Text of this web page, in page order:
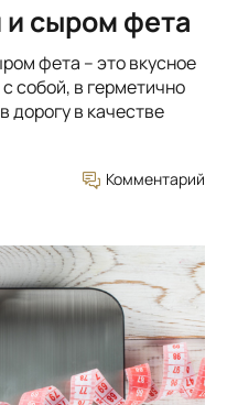
и сыром фета
фета – это вкусное
собой, в герметично
дорогу в качестве
Комментарий